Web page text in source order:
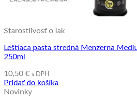
Starostlivosť o lak
Leštiaca pasta stredná Menzerna
250ml
10,50 € s DPH
Pridať do košíka
Novinky